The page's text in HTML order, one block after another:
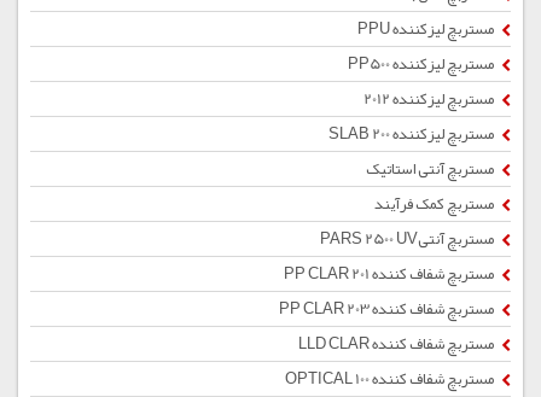
مستربچ لیزکننده PPU
مستربچ لیزکننده PP500
مستربچ لیزکننده 2012
مستربچ لیزکننده SLAB 200
مستربچ آنتی استاتیک
مستربچ کمک فرآیند
مستربچ آنتیPARS 2500 UV
مستربچ شفاف کننده PP CLAR 201
مستربچ شفاف کننده PP CLAR 203
مستربچ شفاف کننده LLD CLAR
مستربچ شفاف کننده OPTICAL 100